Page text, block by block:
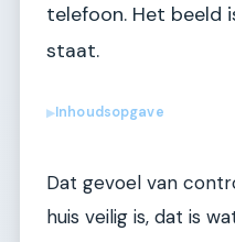
telefoon. Het beeld
staat.
▶Inhoudsopgave
Dat gevoel van
huis veilig is, dat is